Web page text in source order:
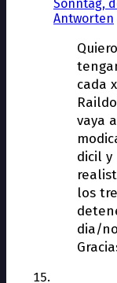
Sonntag,
Antworten
cada
vaya
dificil
los
dia/